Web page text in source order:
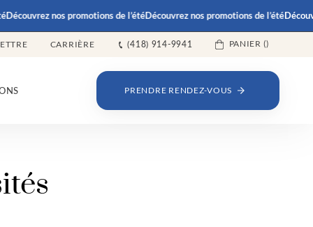
Découvrez nos promotions de l’étéDécouvrez nos promotions de l’été
CARRIÈRE (418) 914-9941 PANIER ()
PRENDRE RENDEZ-VOUS